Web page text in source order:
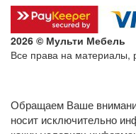
2026 © Мульти Мебель
Все права на
Обращаем Ваше
носит исключительно